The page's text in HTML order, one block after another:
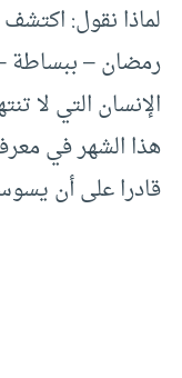
لماذا نقول:
رمضان –
الإنسان التي لا
هذا الشهر في
قادرا على أن